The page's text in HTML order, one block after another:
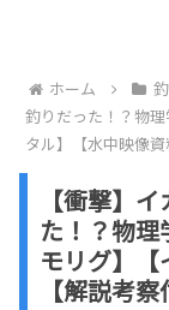
ホーム
釣りだった！？物
タル】【水中映像資
【衝撃】
た！？物
モリグ】【
【解説考